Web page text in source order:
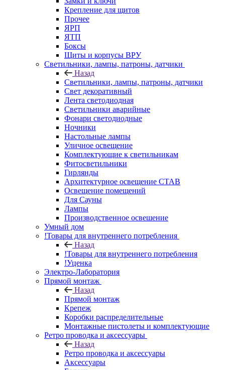
Крепление для щитов
Прочее
ЯРП
ЯТП
Боксы
Щиты и корпусы ВРУ
Светильники, лампы, патроны, датчики
Назад
Светильники, лампы, патроны, датчики
Свет декоративный
Лента светодиодная
Светильники аварийные
Фонари светодиодные
Ночники
Настольные лампы
Уличное освещение
Комплектующие к светильникам
Фитосветильники
Гирлянды
Архитектурное освещение СТАВ
Освещение помещений
Для Сауны
Лампы
Производственное освешение
Умный дом
!Товары для внутреннего потребления
Назад
!Товары для внутреннего потребления
!Уценка
Электро-Лаборатория
Прямой монтаж
Назад
Прямой монтаж
Крепеж
Коробки распределительные
Монтажные пистолеты и комплектующие
Ретро проводка и аксессуары
Назад
Ретро проводка и аксессуары
Аксессуары